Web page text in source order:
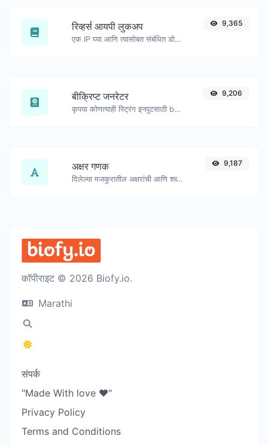
रिव्हर्स आयपी लुकअप
एक IP घ्या आणि त्यासोबत संबंधित डोमेन/होस्ट शोधण्याचा प्रयत्न करा.
9,365
बीक्रिप्ट जनरेटर
कृपया कोणत्याही स्ट्रिंग इनपुटसाठी bcrypt पासवर्ड हॅश तयार करा.
9,206
अक्षर गणक
दिलेल्या मजकुरातील अक्षरांची आणि शब्दांची संख्या मोजा.
9,187
कॉपीराइट © 2026 Biofy.io.
Marathi
संपर्क
"Made With love ❤️"
Privacy Policy
Terms and Conditions